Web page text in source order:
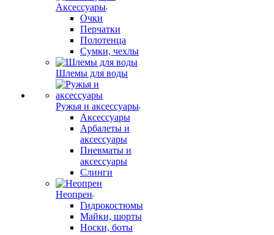
Аксессуары
Очки
Перчатки
Полотенца
Сумки, чехлы
Шлемы для воды
Ружья и аксессуары
Аксессуары
Арбалеты и
аксессуары
Пневматы и
аксессуары
Слинги
Неопрен
Гидрокостюмы
Майки, шорты
Носки, боты